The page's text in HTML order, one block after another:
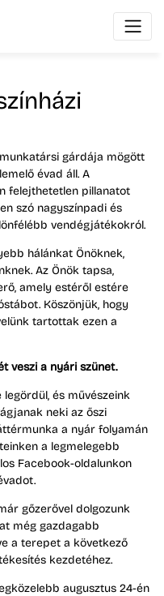
gárdája mögött
évad áll. A
felejthetetlen pillanatot
szó nagyszínpadi és
vendégjátékokról.
hálánkat Önöknek,
Az Önök tapsa,
amely estéről estére
Köszönjük, hogy
tartottak ezen a
veszi a nyári szünet.
és művészeink
neki az őszi
a nyár folyamán
a legmelegebb
Facebook-oldalunkon
gőzerővel dolgozunk
még gazdagabb
a terepet a következő
kezdetéhez.
augusztus 24-én